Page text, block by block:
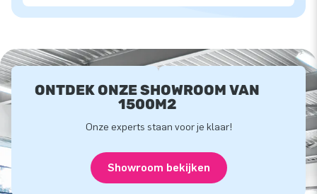
ONTDEK ONZE SHOWROOM VAN
1500M2
Onze experts staan voor je klaar!
Showroom bekijken